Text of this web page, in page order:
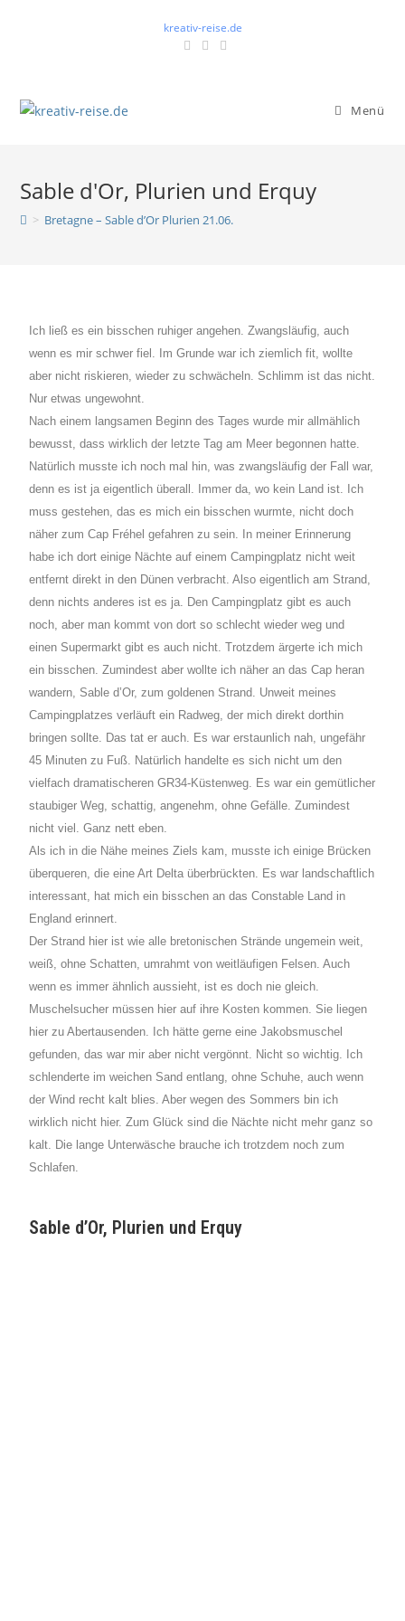
kreativ-reise.de
Menü
Sable d'Or, Plurien und Erquy
> Bretagne – Sable d’Or Plurien 21.06.
Ich ließ es ein bisschen ruhiger angehen. Zwangsläufig, auch
wenn es mir schwer fiel. Im Grunde war ich ziemlich fit, wollte
aber nicht riskieren, wieder zu schwächeln. Schlimm ist das nicht.
Nur etwas ungewohnt.
Nach einem langsamen Beginn des Tages wurde mir allmählich
bewusst, dass wirklich der letzte Tag am Meer begonnen hatte.
Natürlich musste ich noch mal hin, was zwangsläufig der Fall war,
denn es ist ja eigentlich überall. Immer da, wo kein Land ist. Ich
muss gestehen, das es mich ein bisschen wurmte, nicht doch
näher zum Cap Fréhel gefahren zu sein. In meiner Erinnerung
habe ich dort einige Nächte auf einem Campingplatz nicht weit
entfernt direkt in den Dünen verbracht. Also eigentlich am Strand,
denn nichts anderes ist es ja. Den Campingplatz gibt es auch
noch, aber man kommt von dort so schlecht wieder weg und
einen Supermarkt gibt es auch nicht. Trotzdem ärgerte ich mich
ein bisschen. Zumindest aber wollte ich näher an das Cap heran
wandern, Sable d’Or, zum goldenen Strand. Unweit meines
Campingplatzes verläuft ein Radweg, der mich direkt dorthin
bringen sollte. Das tat er auch. Es war erstaunlich nah, ungefähr
45 Minuten zu Fuß. Natürlich handelte es sich nicht um den
vielfach dramatischeren GR34-Küstenweg. Es war ein gemütlicher
staubiger Weg, schattig, angenehm, ohne Gefälle. Zumindest
nicht viel. Ganz nett eben.
Als ich in die Nähe meines Ziels kam, musste ich einige Brücken
überqueren, die eine Art Delta überbrückten. Es war landschaftlich
interessant, hat mich ein bisschen an das Constable Land in
England erinnert.
Der Strand hier ist wie alle bretonischen Strände ungemein weit,
weiß, ohne Schatten, umrahmt von weitläufigen Felsen. Auch
wenn es immer ähnlich aussieht, ist es doch nie gleich.
Muschelsucher müssen hier auf ihre Kosten kommen. Sie liegen
hier zu Abertausenden. Ich hätte gerne eine Jakobsmuschel
gefunden, das war mir aber nicht vergönnt. Nicht so wichtig. Ich
schlenderte im weichen Sand entlang, ohne Schuhe, auch wenn
der Wind recht kalt blies. Aber wegen des Sommers bin ich
wirklich nicht hier. Zum Glück sind die Nächte nicht mehr ganz so
kalt. Die lange Unterwäsche brauche ich trotzdem noch zum
Schlafen.
Sable d’Or, Plurien und Erquy